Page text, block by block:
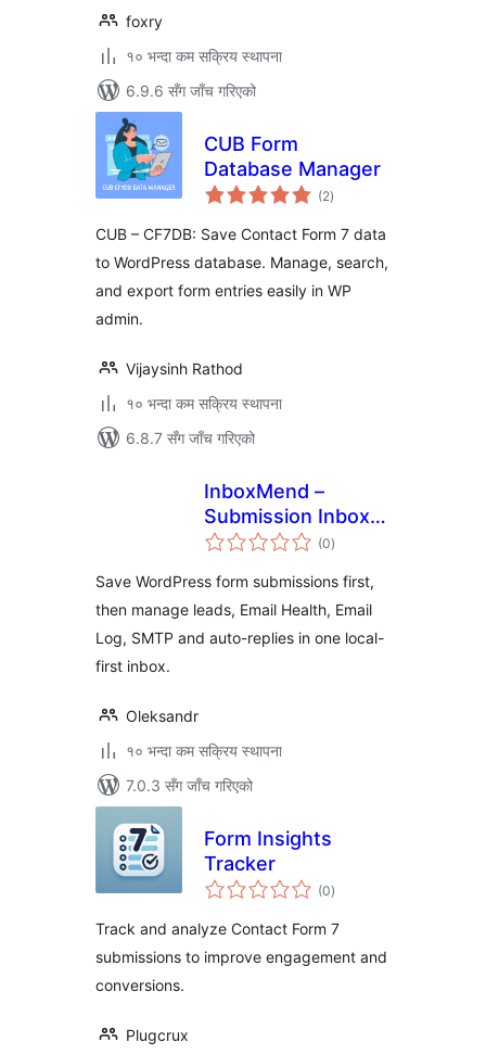
foxry
१० भन्दा कम सक्रिय स्थापना
6.9.6 सँग जाँच गरिएको
CUB Form
Database Manager
(2कुल
रेटिङ्गहरू
)
CUB – CF7DB: Save Contact Form 7 data
to WordPress database. Manage, search,
and export form entries easily in WP
admin.
Vijaysinh Rathod
१० भन्दा कम सक्रिय स्थापना
6.8.7 सँग जाँच गरिएको
InboxMend –
Submission Inbox &
Email Log
(0कुल
रेटिङ्गहरू
)
Save WordPress form submissions first,
then manage leads, Email Health, Email
Log, SMTP and auto-replies in one local-
first inbox.
Oleksandr
१० भन्दा कम सक्रिय स्थापना
7.0.3 सँग जाँच गरिएको
Form Insights
Tracker
(0कुल
रेटिङ्गहरू
)
Track and analyze Contact Form 7
submissions to improve engagement and
conversions.
Plugcrux